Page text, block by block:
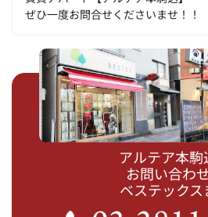
ぜひ一度お問合せくださいませ！！
アルテア本駒
お問い合わ
ベステックス